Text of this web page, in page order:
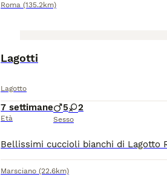
Roma (135.2km)
Lagotti
Lagotto
7 settimane
Età
5 2
Sesso
Marsciano (22.6km)